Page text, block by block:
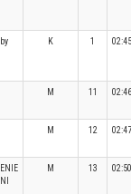
K 1
M 11
M 12
M 13